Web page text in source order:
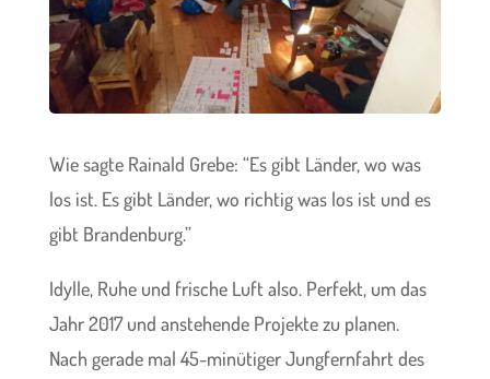
Wie sagte Rainald Grebe: “Es gibt Länder, wo was
los ist. Es gibt Länder, wo richtig was los ist und es
gibt Brandenburg.”
Idylle, Ruhe und frische Luft also. Perfekt, um das
Jahr 2017 und anstehende Projekte zu planen.
Nach gerade mal 45-minütiger Jungfernfahrt des